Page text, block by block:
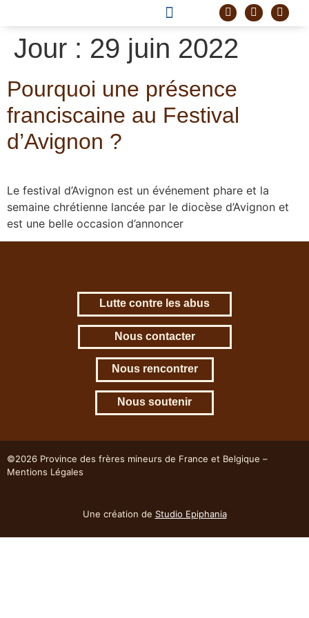
Jour : 29 juin 2022
Pourquoi une présence
franciscaine au Festival
d’Avignon ?
Le festival d’Avignon est un événement phare et la
semaine chrétienne lancée par le diocèse d’Avignon et
est une belle occasion d’annoncer
Lutte contre les abus
Nous contacter
Nous rencontrer
Nous soutenir
©2026 Province des frères mineurs de France et Belgique –
Mentions Légales
Une création de Studio Epiphania